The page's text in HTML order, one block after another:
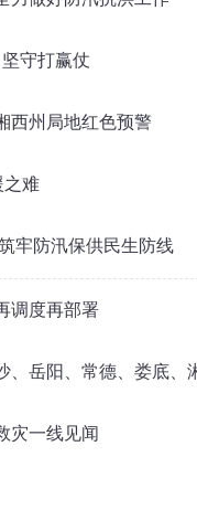
守打赢仗
西州局地红色预警
之难
牢防汛保供民生防线
调度再部署
、岳阳、常德、娄底、
灾一线见闻